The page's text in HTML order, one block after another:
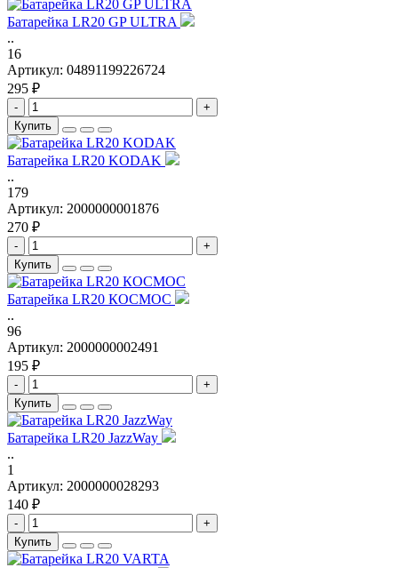
Батарейка LR20 GP ULTRA
..
16
Артикул: 04891199226724
295 ₽
-
+
Купить
Батарейка LR20 KODAK
..
179
Артикул: 2000000001876
270 ₽
-
+
Купить
Батарейка LR20 КОСМОС
..
96
Артикул: 2000000002491
195 ₽
-
+
Купить
Батарейка LR20 JazzWay
..
1
Артикул: 2000000028293
140 ₽
-
+
Купить